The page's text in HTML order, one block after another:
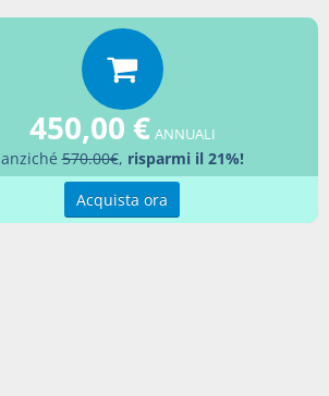
completo
450,00 € ANNUALI
anziché570.00€, risparmi il 21%!
Acquista ora